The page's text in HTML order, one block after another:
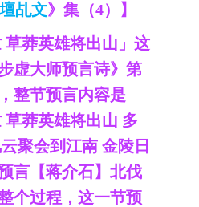
乩文》集（4）】
草莽英雄将出山」这
虚大师预言诗》第
整节预言内容是
草莽英雄将出山 多
聚会到江南 金陵日
言【蒋介石】北伐
个过程，这一节预